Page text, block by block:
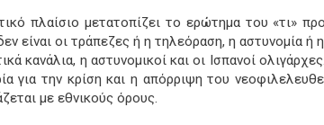
πλαίσιο μετατοπίζει το ερώτημα του «τι»
είναι οι τράπεζες ή η τηλεόραση, η αστυνομία ή
κανάλια, η αστυνομικοί και οι Ισπανοί
για την κρίση και η απόρριψη του
με εθνικούς όρους.